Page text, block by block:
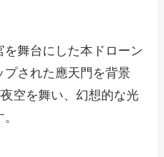
舞台にした本ドローン
プされた應天門を背景
空を舞い、幻想的な光